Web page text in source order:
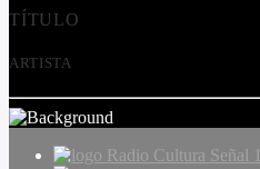
TÍTULO
ARTISTA
Radio Cultura Señal 1